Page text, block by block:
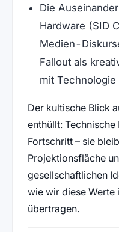
Die
Hardware (SID
Medien-
Fallout als
mit
Der kultische Blick
enthüllt:
Fortschritt – sie
Projektionsfläche
gesellschaftlichen
wie wir diese Werte
übertragen.